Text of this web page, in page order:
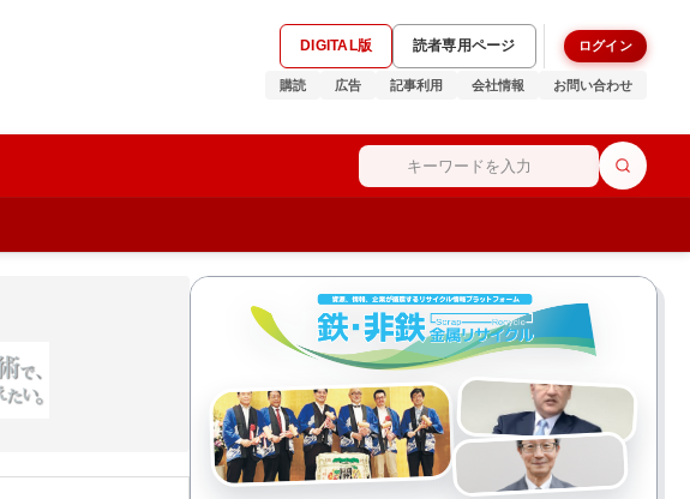
DIGITAL版 読者専用ページ ログイン
購読 広告 記事利用 会社情報 お問い合わせ